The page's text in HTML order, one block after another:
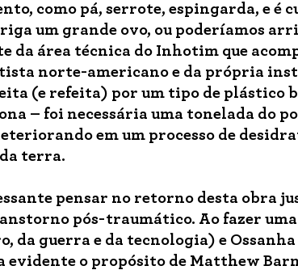
como pá, serrote, espingarda, e é
um grande ovo, ou poderíamos
da área técnica do Inhotim que
norte-americano e da própria
(e refeita) por um tipo de plástico
– foi necessária uma tonelada do
em um processo de
terra.
pensar no retorno desta obra
pós-traumático. Ao fazer
da guerra e da tecnologia) e
evidente o propósito de Matthew